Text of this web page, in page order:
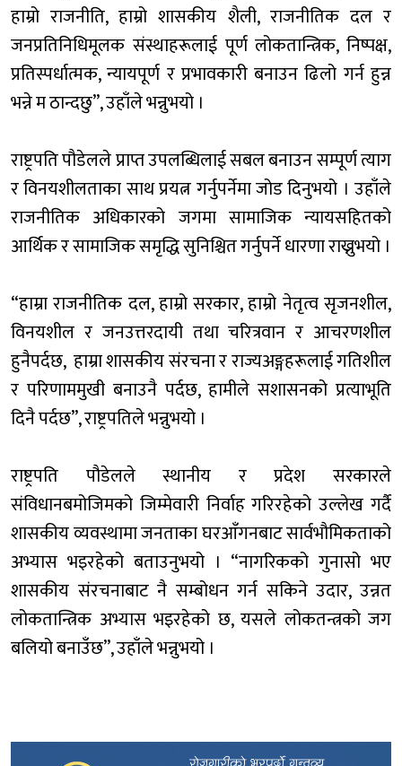
हाम्रो राजनीति, हाम्रो शासकीय शैली, राजनीतिक दल र
जनप्रतिनिधिमूलक संस्थाहरूलाई पूर्ण लोकतान्त्रिक, निष्पक्ष,
प्रतिस्पर्धात्मक, न्यायपूर्ण र प्रभावकारी बनाउन ढिलो गर्न हुन्न
भन्ने म ठान्दछु”, उहाँले भन्नुभयो ।
राष्ट्रपति पौडेलले प्राप्त उपलब्धिलाई सबल बनाउन सम्पूर्ण त्याग
र विनयशीलताका साथ प्रयत्न गर्नुपर्नेमा जोड दिनुभयो । उहाँले
राजनीतिक अधिकारको जगमा सामाजिक न्यायसहितको
आर्थिक र सामाजिक समृद्धि सुनिश्चित गर्नुपर्ने धारणा राख्नुभयो ।
“हाम्रा राजनीतिक दल, हाम्रो सरकार, हाम्रो नेतृत्व सृजनशील,
विनयशील र जनउत्तरदायी तथा चरित्रवान र आचरणशील
हुनैपर्दछ, हाम्रा शासकीय संरचना र राज्यअङ्गहरूलाई गतिशील
र परिणाममुखी बनाउनै पर्दछ, हामीले सशासनको प्रत्याभूति
दिनै पर्दछ”, राष्ट्रपतिले भन्नुभयो ।
राष्ट्रपति पौडेलले स्थानीय र प्रदेश सरकारले
संविधानबमोजिमको जिम्मेवारी निर्वाह गरिरहेको उल्लेख गर्दै
शासकीय व्यवस्थामा जनताका घरआँगनबाट सार्वभौमिकताको
अभ्यास भइरहेको बताउनुभयो । “नागरिकको गुनासो भए
शासकीय संरचनाबाट नै सम्बोधन गर्न सकिने उदार, उन्नत
लोकतान्त्रिक अभ्यास भइरहेको छ, यसले लोकतन्त्रको जग
बलियो बनाउँछ”, उहाँले भन्नुभयो ।